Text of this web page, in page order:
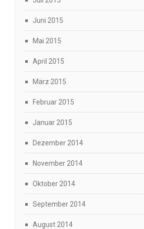
Juni 2015
Mai 2015
April 2015
März 2015
Februar 2015
Januar 2015
Dezember 2014
November 2014
Oktober 2014
September 2014
August 2014